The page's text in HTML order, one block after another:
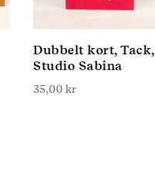
Dubbelt kort, Tack,
Studio Sabina
35,00 kr